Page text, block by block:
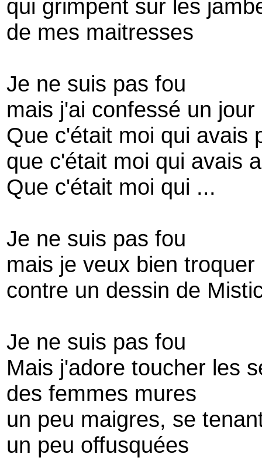
qui grimpent sur les
de mes maitresses
Je ne suis pas fou
mais j'ai confessé un
Que c'était moi qui avais
que c'était moi qui avais
Que c'était moi qui ...
Je ne suis pas fou
mais je veux bien
contre un dessin de
Je ne suis pas fou
Mais j'adore toucher les
des femmes mures
un peu maigres, se
un peu offusquées